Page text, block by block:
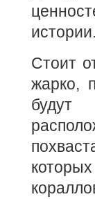
истории.
Стоит
жарко,
будут